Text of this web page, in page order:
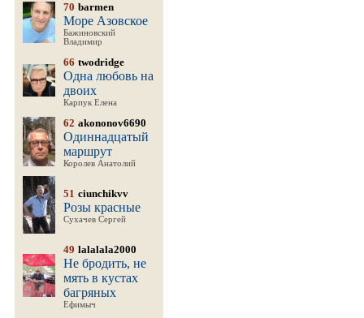
70 barmen
Море Азовское
Бажиновский
Владимир
66 twodridge
Одна любовь на
двоих
Карпук Елена
62 akononov6690
Одиннадцатый
маршрут
Королев Анатолий
51 ciunchikvv
Розы красные
Сухачев Сергей
49 lalalala2000
Не бродить, не
мять в кустах
багряных
Ефимыч